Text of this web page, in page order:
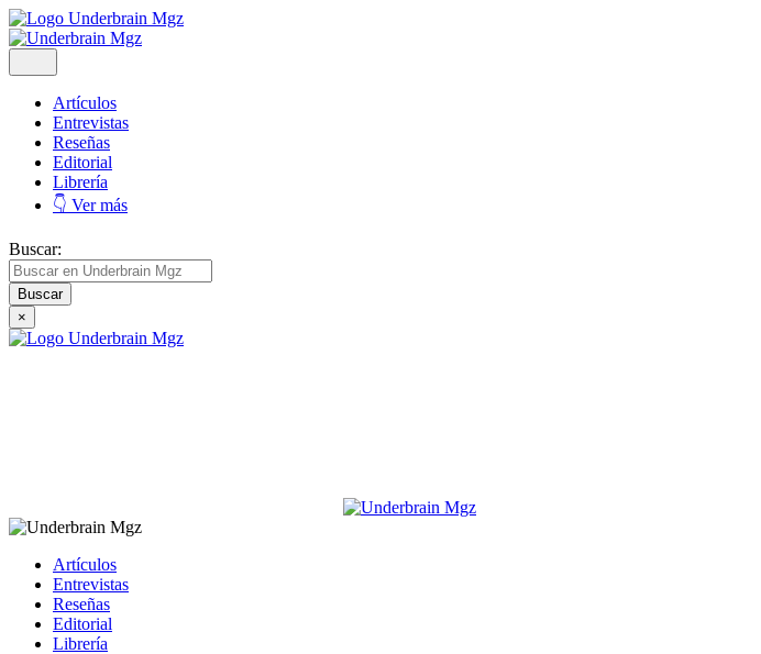
Artículos
Entrevistas
Reseñas
Editorial
Librería
👇 Ver más
Buscar:
×
Artículos
Entrevistas
Reseñas
Editorial
Librería